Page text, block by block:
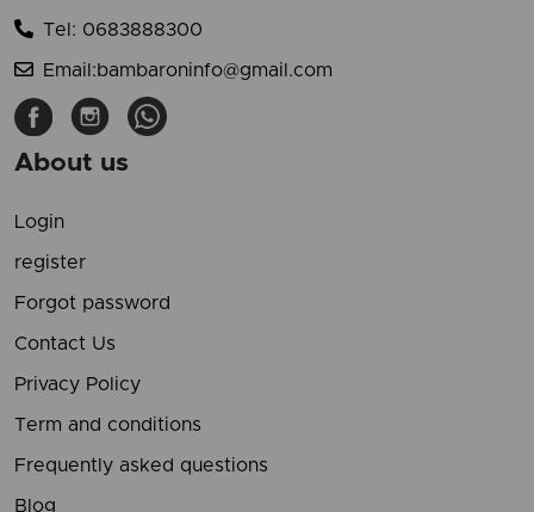
Tel: 0683888300
Email:bambaroninfo@gmail.com
About us
Login
register
Forgot password
Contact Us
Privacy Policy
Term and conditions
Frequently asked questions
Blog